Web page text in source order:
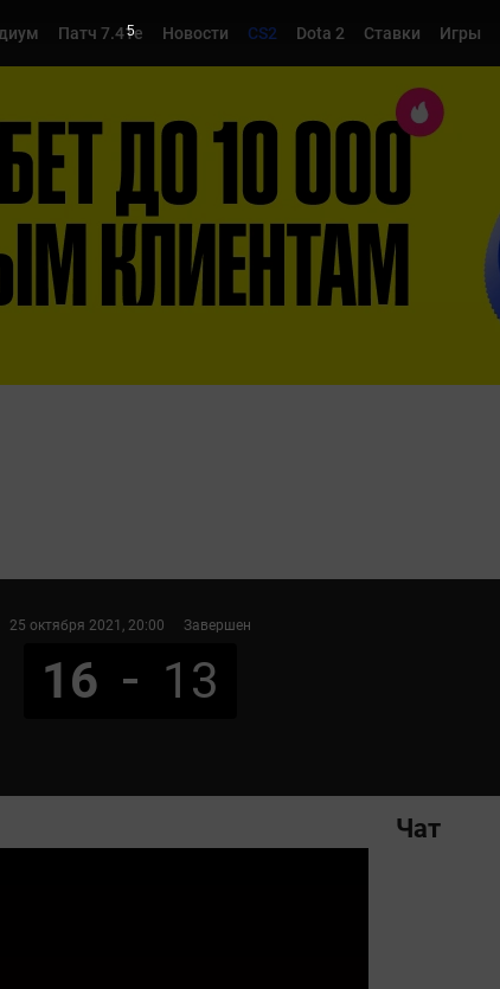
Патч 7.41e Новости CS2 Dota 2 Ставки Игры
25 октября 2021 , 20:00 Завершен
16 13
Чат
4